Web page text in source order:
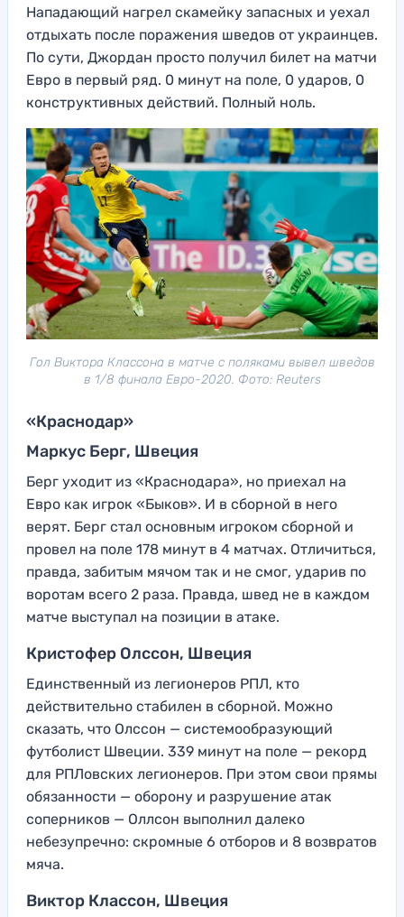
Нападающий нагрел скамейку запасных и уехал
отдыхать после поражения шведов от украинцев.
По сути, Джордан просто получил билет на матчи
Евро в первый ряд. 0 минут на поле, 0 ударов, 0
конструктивных действий. Полный ноль.
Гол Виктора Классона в матче с поляками вывел шведов
в 1/8 финала Евро-2020. Фото: Reuters
«Краснодар»
Маркус Берг, Швеция
Берг уходит из «Краснодара», но приехал на
Евро как игрок «Быков». И в сборной в него
верят. Берг стал основным игроком сборной и
провел на поле 178 минут в 4 матчах. Отличиться,
правда, забитым мячом так и не смог, ударив по
воротам всего 2 раза. Правда, швед не в каждом
матче выступал на позиции в атаке.
Кристофер Олссон, Швеция
Единственный из легионеров РПЛ, кто
действительно стабилен в сборной. Можно
сказать, что Олссон — системообразующий
футболист Швеции. 339 минут на поле — рекорд
для РПЛовских легионеров. При этом свои прямы
обязанности — оборону и разрушение атак
соперников — Оллсон выполнил далеко
небезупречно: скромные 6 отборов и 8 возвратов
мяча.
Виктор Классон, Швеция